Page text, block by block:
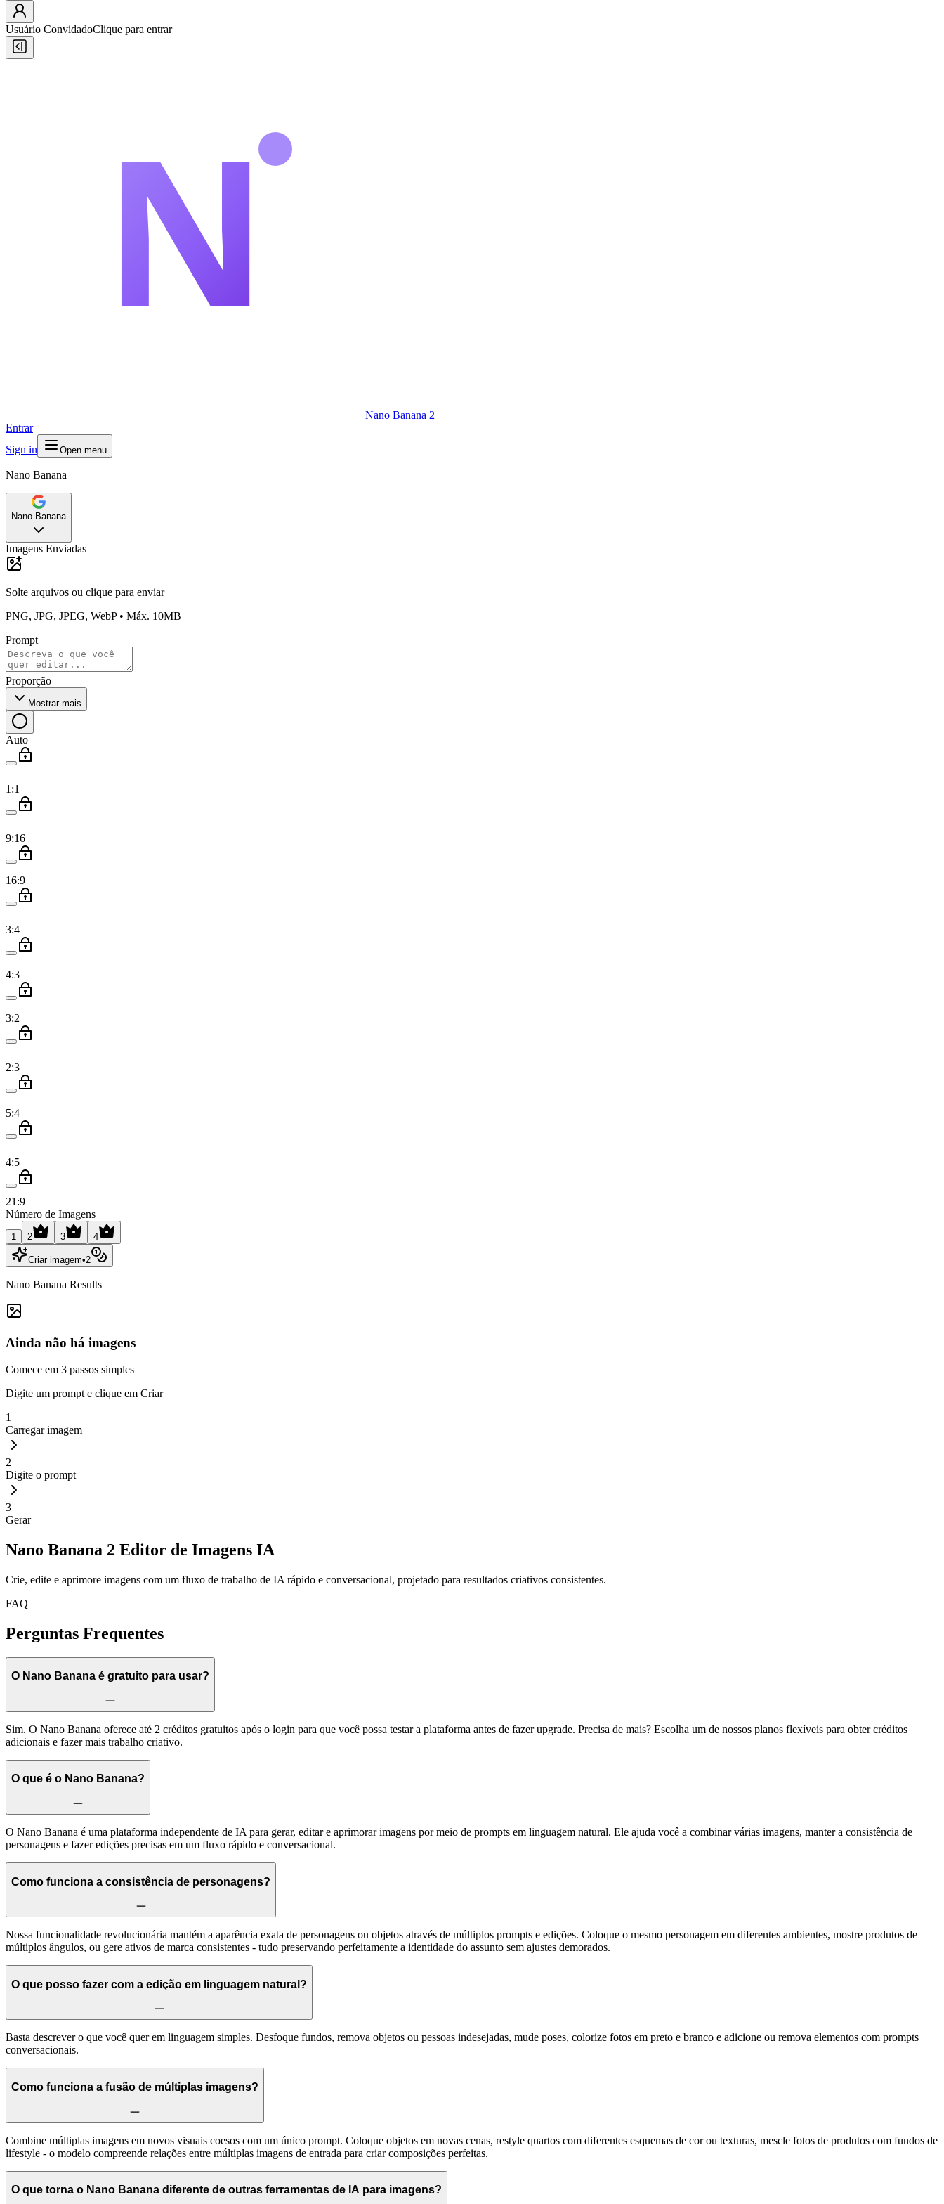
Usuário ConvidadoClique para entrar
Nano Banana 2
Entrar
Sign in
Open menu
Nano Banana
Nano Banana
Imagens Enviadas
Solte arquivos ou clique para enviar
PNG, JPG, JPEG, WebP • Máx. 10MB
Prompt
Proporção
Mostrar mais
Auto
1:1
9:16
16:9
3:4
4:3
3:2
2:3
5:4
4:5
21:9
Número de Imagens
1 2 3 4
Criar imagem•2
Nano Banana Results
Ainda não há imagens
Comece em 3 passos simples
Digite um prompt e clique em Criar
1
Carregar imagem
2
Digite o prompt
3
Gerar
Nano Banana 2 Editor de Imagens IA
Crie, edite e aprimore imagens com um fluxo de trabalho de IA rápido e conversacional, projetado para resultados criativos consistentes.
FAQ
Perguntas Frequentes
O Nano Banana é gratuito para usar?
Sim. O Nano Banana oferece até 2 créditos gratuitos após o login para que você possa testar a plataforma antes de fazer upgrade. Precisa de mais? Escolha um de nossos planos flexíveis para obter créditos
adicionais e fazer mais trabalho criativo.
O que é o Nano Banana?
O Nano Banana é uma plataforma independente de IA para gerar, editar e aprimorar imagens por meio de prompts em linguagem natural. Ele ajuda você a combinar várias imagens, manter a consistência de
personagens e fazer edições precisas em um fluxo rápido e conversacional.
Como funciona a consistência de personagens?
Nossa funcionalidade revolucionária mantém a aparência exata de personagens ou objetos através de múltiplos prompts e edições. Coloque o mesmo personagem em diferentes ambientes, mostre produtos de
múltiplos ângulos, ou gere ativos de marca consistentes - tudo preservando perfeitamente a identidade do assunto sem ajustes demorados.
O que posso fazer com a edição em linguagem natural?
Basta descrever o que você quer em linguagem simples. Desfoque fundos, remova objetos ou pessoas indesejadas, mude poses, colorize fotos em preto e branco e adicione ou remova elementos com prompts
conversacionais.
Como funciona a fusão de múltiplas imagens?
Combine múltiplas imagens em novos visuais coesos com um único prompt. Coloque objetos em novas cenas, restyle quartos com diferentes esquemas de cor ou texturas, mescle fotos de produtos com fundos de
lifestyle - o modelo compreende relações entre múltiplas imagens de entrada para criar composições perfeitas.
O que torna o Nano Banana diferente de outras ferramentas de IA para imagens?